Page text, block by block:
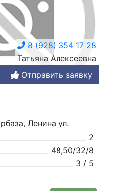
8 (928) 354 17 28
Татьяна Алексеевна
Отправить заявку
Ленина ул.
2
48,50/32/8
3 / 5